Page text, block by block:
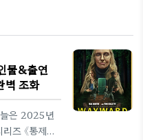
story)
게인의 실제
작의 뿌리를
트로 더 기대
캐릭터를 재
우 방송으
랑이 되기 전
미로운 소재
데뷔를
, 해군 범죄
물&출연
벽 조화
은 2025년
즈 《통제할